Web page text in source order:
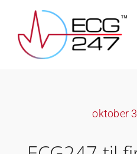
content
oktober